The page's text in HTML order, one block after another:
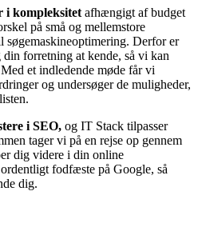
i kompleksitet afhængigt af budget
på små og mellemstore
søgemaskineoptimering. Derfor er
forretning at kende, så vi kan
et indledende møde får vi
og undersøger de muligheder,
i SEO, og IT Stack tilpasser
tager vi på en rejse op gennem
dig videre i din online
fodfæste på Google, så
dig.